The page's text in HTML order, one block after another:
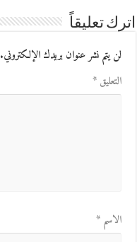
اترك تعليقاً
لن يتم نشر عنوان بريدك الإلكتروني.
التعليق*
الاسم*